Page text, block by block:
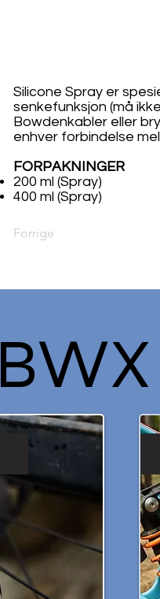
Silicone Spray er
senkefunksjon (må
Bowdenkabler eller
enhver forbindelse
FORPAKNINGER
200 ml (Spray)
400 ml (Spray)
Forrige